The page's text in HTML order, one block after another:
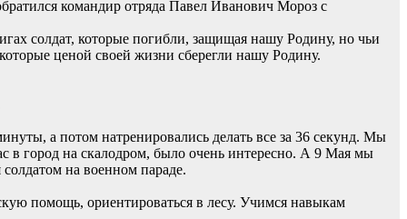
командир отряда Павел Иванович Мороз с
солдат, которые погибли, защищая нашу Родину, но чьи
ценой своей жизни сберегли нашу Родину.
а потом натренировались делать все за 36 секунд. Мы
в город на скалодром, было очень интересно. А 9 Мая мы
на военном параде.
помощь, ориентироваться в лесу. Учимся навыкам